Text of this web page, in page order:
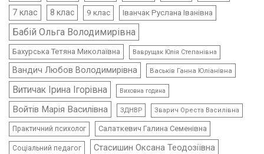
7 клас 8 клас 9 клас Іванчак Руслана Іванівна
Бабій Ольга Володимирівна
Бахурська Тетяна Миколаївна Ваврущак Юлія Степанівна
Вандич Любов Володимирівна Васьків Ганна Юліанівна
Витичак Ірина Ігорівна Виховна година
Войтів Марія Василівна ЗДНВР Зварич Ореста Василівна
Практичний психолог Салаткевич Галина Семенівна
Соціальний педагог Стасишин Оксана Теодозіївна